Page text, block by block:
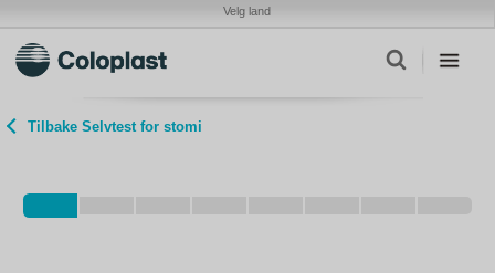
Velg land
Tilbake Selvtest for stomi